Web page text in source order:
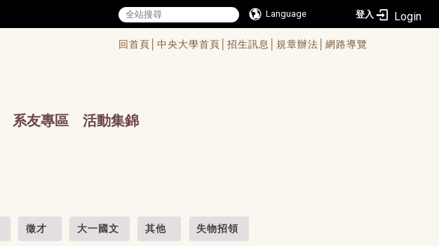
Language 登入
回首頁│ 中央大學首頁│ 招生訊息│ 規章辦法│ 網路導覽
系友專區 活動集錦
徵才 大一國文 其他 失物招領